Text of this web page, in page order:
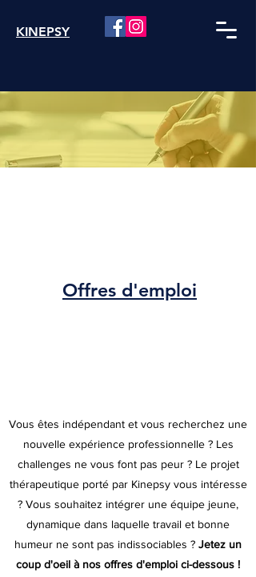
KINEPSY
Offres d'emploi
Vous êtes indépendant et vous recherchez une
nouvelle expérience professionnelle ? Les
challenges ne vous font pas peur ? Le projet
thérapeutique porté par Kinepsy vous intéresse
? Vous souhaitez intégrer une équipe jeune,
dynamique dans laquelle travail et bonne
humeur ne sont pas indissociables ? Jetez un
coup d'oeil à nos offres d'emploi ci-dessous !